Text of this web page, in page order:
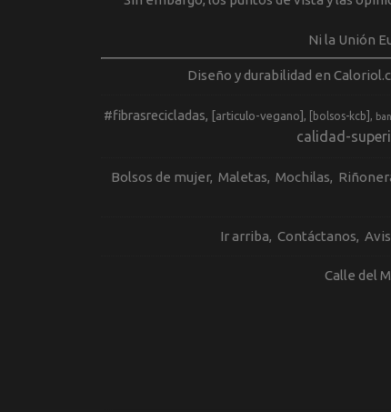
Ni la Unión
Diseño y durabilidad en
#fibrasrecicladas [articulo-vegano] [bolsos-kcb]
calidad-
Bolsos de mujer Maletas Mochilas
Ir arriba Contáctanos
Calle del